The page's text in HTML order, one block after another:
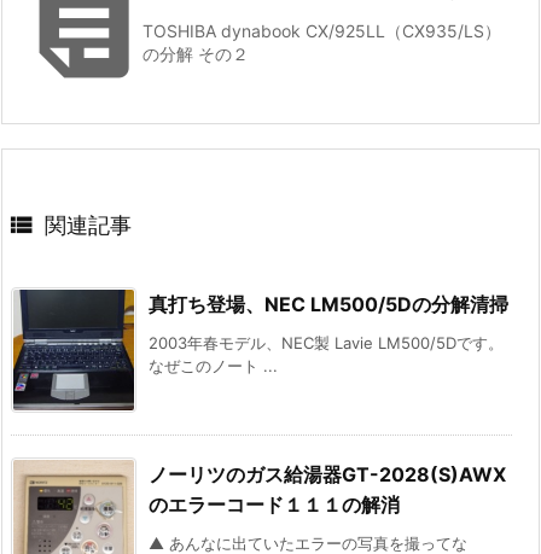
TOSHIBA dynabook CX/925LL（CX935/LS）
の分解 その２
 関連記事
真打ち登場、NEC LM500/5Dの分解清掃
2003年春モデル、NEC製 Lavie LM500/5Dです。
なぜこのノート ...
ノーリツのガス給湯器GT-2028(S)AWX
のエラーコード１１１の解消
▲ あんなに出ていたエラーの写真を撮ってな